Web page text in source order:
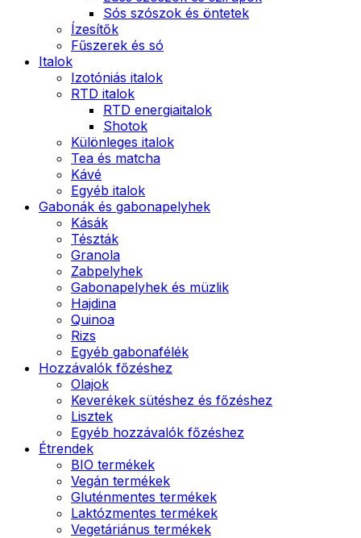
Sós szószok és öntetek
Ízesítők
Fűszerek és só
Italok
Izotóniás italok
RTD italok
RTD energiaitalok
Shotok
Különleges italok
Tea és matcha
Kávé
Egyéb italok
Gabonák és gabonapelyhek
Kásák
Tészták
Granola
Zabpelyhek
Gabonapelyhek és müzlik
Hajdina
Quinoa
Rizs
Egyéb gabonafélék
Hozzávalók főzéshez
Olajok
Keverékek sütéshez és főzéshez
Lisztek
Egyéb hozzávalók főzéshez
Étrendek
BIO termékek
Vegán termékek
Gluténmentes termékek
Laktózmentes termékek
Vegetáriánus termékek